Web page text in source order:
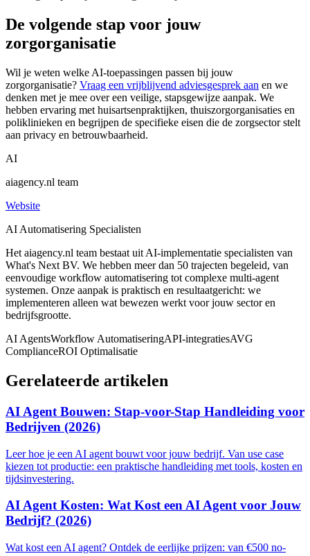
De volgende stap voor jouw
zorgorganisatie
Wil je weten welke AI-toepassingen passen bij jouw
zorgorganisatie? Vraag een vrijblijvend adviesgesprek aan en we
denken met je mee over een veilige, stapsgewijze aanpak. We
hebben ervaring met huisartsenpraktijken, thuiszorgorganisaties en
poliklinieken en begrijpen de specifieke eisen die de zorgsector stelt
aan privacy en betrouwbaarheid.
AI
aiagency.nl team
Website
AI Automatisering Specialisten
Het aiagency.nl team bestaat uit AI-implementatie specialisten van
What's Next BV. We hebben meer dan 50 trajecten begeleid, van
eenvoudige workflow automatisering tot complexe multi-agent
systemen. Onze aanpak is praktisch en resultaatgericht: we
implementeren alleen wat bewezen werkt voor jouw sector en
bedrijfsgrootte.
AI AgentsWorkflow AutomatiseringAPI-integratiesAVG
ComplianceROI Optimalisatie
Gerelateerde artikelen
AI Agent Bouwen: Stap-voor-Stap Handleiding voor
Bedrijven (2026)
Leer hoe je een AI agent bouwt voor jouw bedrijf. Van use case
kiezen tot productie: een praktische handleiding met tools, kosten en
tijdsinvestering.
AI Agent Kosten: Wat Kost een AI Agent voor Jouw
Bedrijf? (2026)
Wat kost een AI agent? Ontdek de eerlijke prijzen: van €500 no-